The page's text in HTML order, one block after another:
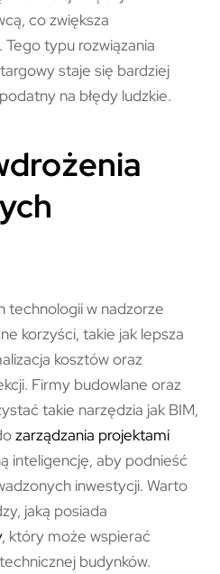
co zwiększa
typu rozwiązania
staje się bardziej
na błędy ludzkie.
technologii w nadzorze
korzyści, takie jak lepsza
kosztów oraz
Firmy budowlane oraz
takie narzędzia jak BIM,
zarządzania projektami
inteligencję, aby podnieść
inwestycji. Warto
jaką posiada
, który może wspierać
budynków.